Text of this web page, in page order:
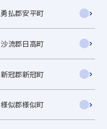
勇払郡安平町
沙流郡日高町
新冠郡新冠町
様似郡様似町